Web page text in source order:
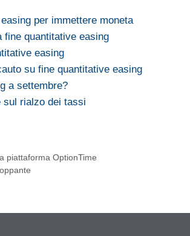
per immettere moneta
fine quantitative easing
easing
su fine quantitative easing
a settembre?
sul rialzo dei tassi
piattaforma OptionTime